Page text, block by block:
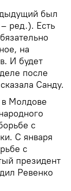
был
ред.). Есть
на
И будет
после
Санду.
в Молдове
с
С января
с
президент
Ревенко